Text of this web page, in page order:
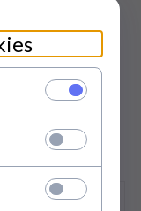
15PLN/ 16
PLN*
PLN / 21 740,00